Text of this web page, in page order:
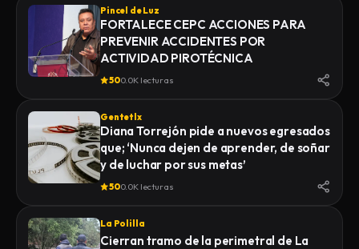
Pincel de Luz
FORTALECE CEPC ACCIONES PARA
PREVENIR ACCIDENTES POR
ACTIVIDAD PIROTÉCNICA
500.0K lecturas
Gentetlx
Diana Torrejón pide a nuevos egresados
que; ‘Nunca dejen de aprender, de soñar
y de luchar por sus metas’
500.0K lecturas
La Polilla
Cierran tramo de la perimetral de La